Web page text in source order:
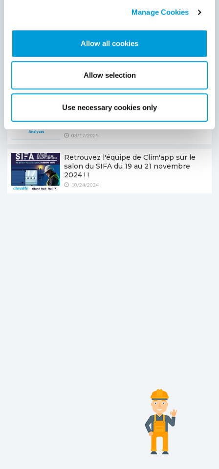
Manage Cookies
Allow all cookies
Allow selection
Use necessary cookies only
Retrouvez l'équipe de Clim'app sur le
2025 !!
Nouvelle fonctionnalité gratuite sur
03/17/2025
Retrouvez l'équipe de Clim'app sur le
salon du SIFA du 19 au 21 novembre
2024 ! !
10/24/2024